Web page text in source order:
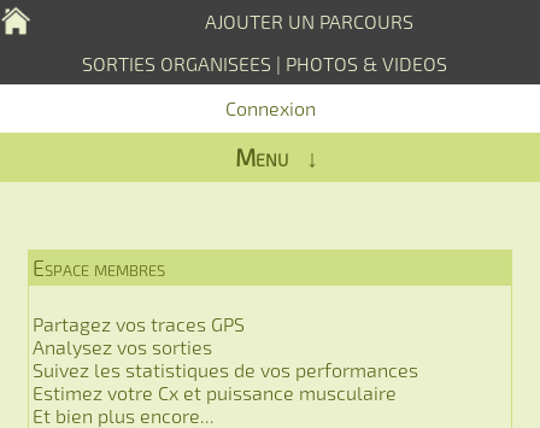
AJOUTER UN PARCOURS
SORTIES ORGANISEES | PHOTOS & VIDEOS
Connexion
Menu ↓
Espace membres
Partagez vos traces GPS
Analysez vos sorties
Suivez les statistiques de vos performances
Estimez votre Cx et puissance musculaire
Et bien plus encore...